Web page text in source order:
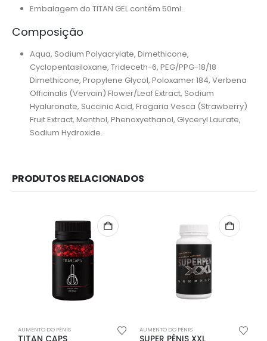
Embalagem do TITAN GEL contém 50ml.
Composição
Aqua, Sodium Polyacrylate, Dimethicone,
Cyclopentasiloxane, Trideceth-6, PEG/PPG-18/18
Dimethicone, Propylene Glycol, Poloxamer 184, Verbena
Officinalis (Vervain) Flower/Leaf Extract, Sodium
Hyaluronate, Succinic Acid, Fragaria Vesca (Strawberry)
Fruit Extract, Menthol, Phenoxyethanol, Glyceryl Laurate,
Sodium Hydroxide.
PRODUTOS RELACIONADOS
AUMENTO DO PÉNIS
TITAN CAPS
AUMENTO DO PÉNIS
SUPER PÉNIS XXL
Redes Sociais
Métodos de Pagamento